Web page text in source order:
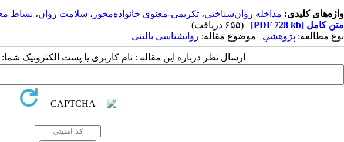
واژه‌های کلیدی: مداخله روان‌شناختی، تکریمی-معنوی خانواده‌محور ، سلامت روان، نشاط
متن کامل [PDF 728 kb]
(۶۵۵ دریافت)
نوع مطالعه: پژوهشي | موضوع مقاله: روانشناسی بالینی
ارسال نظر درباره این مقاله : نام کاربری یا پست الکترونیک شما: